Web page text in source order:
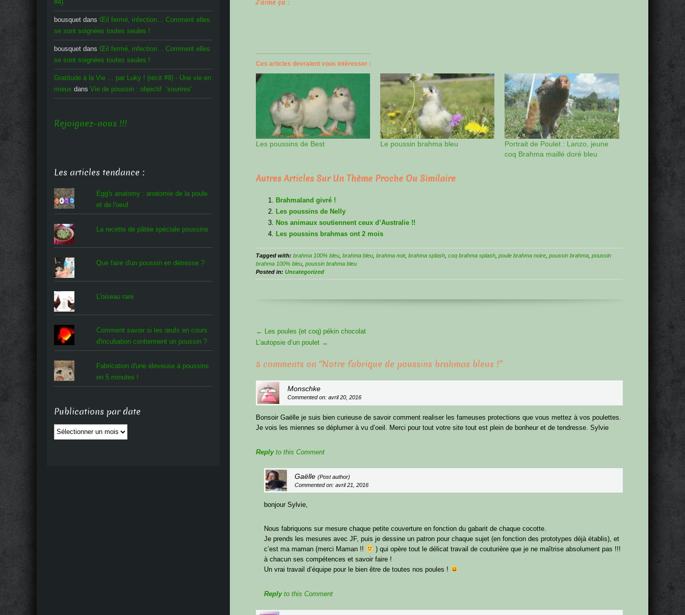
J’aime ça :
Ces articles devraient vous intéresser :
Les poussins de Best Le poussin brahma bleu
Portrait de Poulet : Lanzo, jeune
coq Brahma maillé doré bleu
Autres Articles Sur Un Thème Proche Ou Similaire
Brahmaland givré !
Les poussins de Nelly
Nos animaux soutiennent ceux d’Australie !!
Les poussins brahmas ont 2 mois
Tagged with: brahma 100% bleu ,brahma bleu ,brahma noir,brahma splash ,coq brahma splash ,poule brahma noire ,poussin brahma ,poussin
brahma 100% bleu ,poussin brahma bleu
Posted in:Uncategorized
More
Articles
←
Les poules (et coq) pékin chocolat
L’autopsie d’un poulet →
5 comments on “Notre fabrique de poussins brahmas bleus !”
Monschke
Commented on: avril 20, 2016
Bonsoir Gaëlle je suis bien curieuse de savoir comment realiser les fameuses protections que vous mettez à vos poulettes.
Je vois les miennes se déplumer à vu d’oeil. Merci pour tout votre site tout est plein de bonheur et de tendresse. Sylvie
Replyto this Comment
Gaëlle(Post author)
Commented on: avril 21, 2016
bonjour Sylvie,
Nous fabriquons sur mesure chaque petite couverture en fonction du gabarit de chaque cocotte.
Je prends les mesures avec JF, puis je dessine un patron pour chaque sujet (en fonction des prototypes déjà établis), et
c’est ma maman (merci Maman !!
) qui opère tout le délicat travail de couturière que je ne maîtrise absolument pas !!!
à chacun ses compétences et savoir faire !
Un vrai travail d’équipe pour le bien être de toutes nos poules !
Replyto this Comment
#4)
bousquet dans Œil fermé, infection… Comment elles
se sont soignées toutes seules !
bousquet dans Œil fermé, infection… Comment elles
se sont soignées toutes seules !
Gratitude à la Vie ... par Luky ! (récit #9) - Une vie en
mieux dans Vie de poussin : objectif ‘sourires’
Rejoignez-nous !!!
Les articles tendance :
Egg's anatomy : anatomie de la poule
et de l'oeuf
La recette de pâtée spéciale poussins
Que faire d'un poussin en détresse ?
L'oiseau rare
Comment savoir si les œufs en cours
d'incubation contiennent un poussin ?
Fabrication d'une éleveuse à poussins
en 5 minutes !
Publications par date
Publications
par